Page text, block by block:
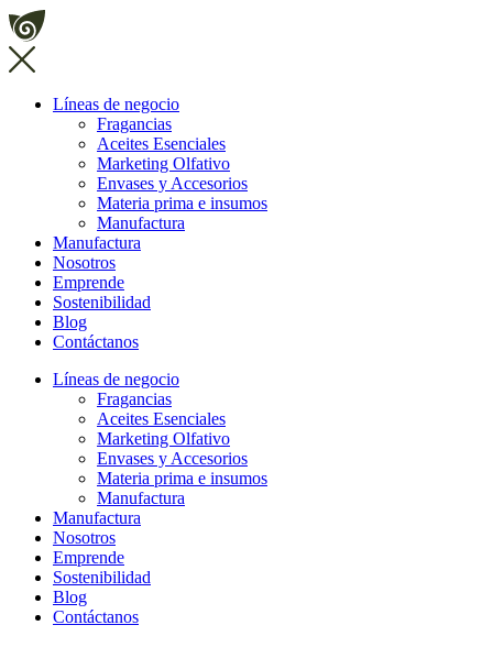
Líneas de negocio
Fragancias
Aceites Esenciales
Marketing Olfativo
Envases y Accesorios
Materia prima e insumos
Manufactura
Manufactura
Nosotros
Emprende
Sostenibilidad
Blog
Contáctanos
Líneas de negocio
Fragancias
Aceites Esenciales
Marketing Olfativo
Envases y Accesorios
Materia prima e insumos
Manufactura
Manufactura
Nosotros
Emprende
Sostenibilidad
Blog
Contáctanos